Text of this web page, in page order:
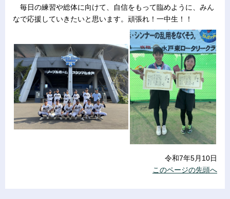
毎日の練習や総体に向けて、自信をもって臨めように、みん
なで応援していきたいと思います。頑張れ！一中生！！
令和7年5月10日
このページの先頭へ